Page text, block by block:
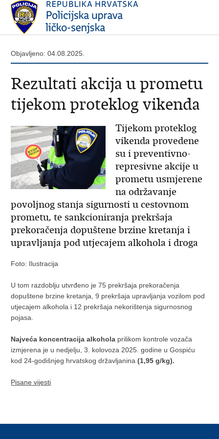
Objavljeno: 04.08.2025.
Rezultati akcija u prometu
tijekom proteklog vikenda
Tijekom proteklog
vikenda provedene
su i preventivno-
represivne akcije u
prometu usmjerene
na održavanje
povoljnog stanja sigurnosti u cestovnom
prometu, te sankcioniranja prekršaja
prekoračenja dopuštene brzine kretanja i
upravljanja pod utjecajem alkohola i droga
Foto: Ilustracija
U tom razdoblju utvrđeno je 75 prekršaja prekoračenja
dopuštene brzine kretanja, 9 prekršaja upravljanja vozilom pod
utjecajem alkohola i 12 prekršaja nekorištenja sigurnosnog
pojasa.
Najveća koncentracija alkohola prilikom kontrole vozača
izmjerena je u nedjelju, 3. kolovoza 2025. godine u Gospiću
kod 24-godišnjeg hrvatskog državljanina(1,95 g/kg).
Pisane vijesti